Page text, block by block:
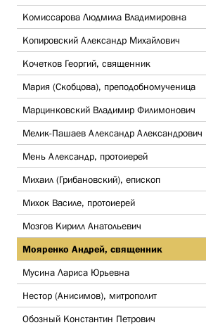
Комиссарова Людмила Владимировна
Копировский Александр Михайлович
Кочетков Георгий, священник
Мария (Скобцова), преподобномученица
Марцинковский Владимир Филимонович
Мелик-Пашаев Александр Александрович
Мень Александр, протоиерей
Михаил (Грибановский), епископ
Михок Василе, протоиерей
Мозгов Кирилл Анатольевич
Мояренко Андрей, священник
Мусина Лариса Юрьевна
Нестор (Анисимов), митрополит
Обозный Константин Петрович